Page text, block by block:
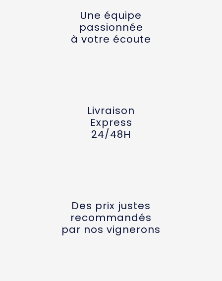
Une équipe
passionnée
à votre écoute
Livraison
Express
24/48H
Des prix justes
recommandés
par nos vignerons